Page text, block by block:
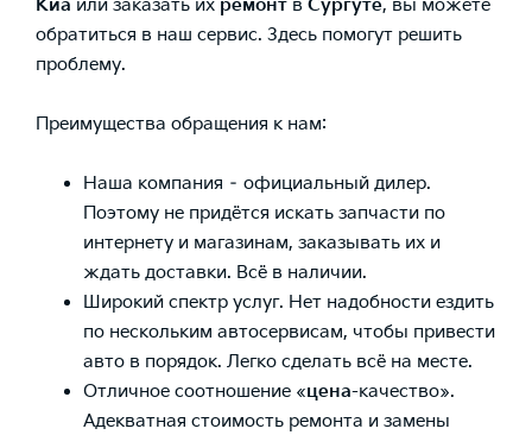
Киа или заказать их ремонт в Сургуте, вы можете
обратиться в наш сервис. Здесь помогут решить
проблему.
Преимущества обращения к нам:
Наша компания – официальный дилер.
Поэтому не придётся искать запчасти по
интернету и магазинам, заказывать их и
ждать доставки. Всё в наличии.
Широкий спектр услуг. Нет надобности ездить
по нескольким автосервисам, чтобы привести
авто в порядок. Легко сделать всё на месте.
Отличное соотношение «цена-качество».
Адекватная стоимость ремонта и замены